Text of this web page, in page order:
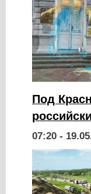
Под
07:20 -